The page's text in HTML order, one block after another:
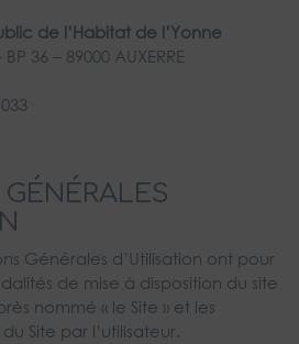
de l’Habitat de l’Yonne
36 – 89000 AUXERRE
Générales d’Utilisation ont pour
de mise à disposition du site
nommé « le Site » et les
Site par l’utilisateur.